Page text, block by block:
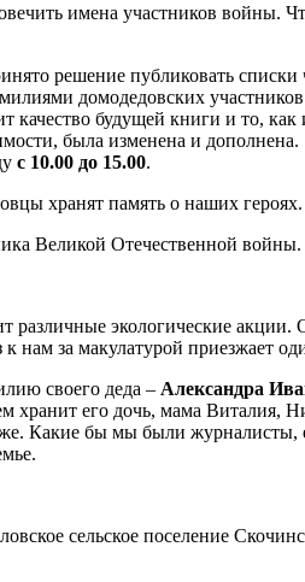
имена участников войны.
решение публиковать
домодедовских
будущей книги и то, как
была изменена и
с 10.00 до 15.00.
хранят память о наших героях.
Великой Отечественной войны.
экологические
нам за макулатурой приезжает
своего деда – Александра
его дочь, мама Виталия,
Какие бы мы были журналисты,
сельское поселение